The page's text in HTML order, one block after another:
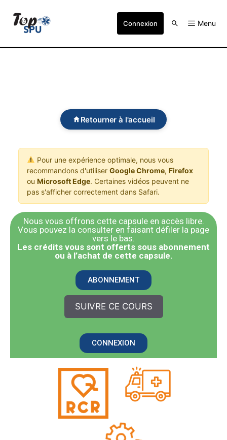
Connexion Menu
Retourner à l'accueil
Pour une expérience optimale, nous vous
recommandons d'utiliser Google Chrome, Firefox
ou Microsoft Edge. Certaines vidéos peuvent ne
pas s'afficher correctement dans Safari.
Nous vous offrons cette capsule en accès libre.
Vous pouvez la consulter en faisant défiler la page
vers le bas.
​Les crédits vous sont offerts sous abonnement
ou à l’achat de cette capsule.
ABONNEMENT
SUIVRE CE COURS
CONNEXION